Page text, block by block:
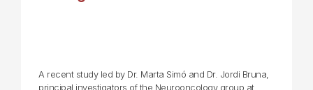
A recent study led by Dr. Marta Simó and Dr. Jordi Bruna,
principal investigators of the Neurooncology group at